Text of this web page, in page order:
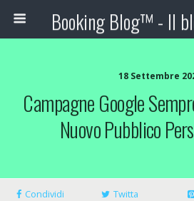
18 Settembre
Campagne Google
Nuovo Pubblico
Condividi Twitta